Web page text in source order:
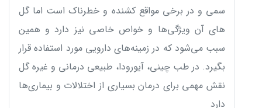
سمی و در برخی مواقع کشنده و خطرناک است اما گل
های آن ویژگی‌ها و خواص خاصی نیز دارد و همین
سبب می‌شود که در زمینه‌های دارویی مورد استفاده قرار
بگیرد. در طب چینی، آیورودا، طبیعی درمانی و غیره گل
نقش مهمی برای درمان بسیاری از اختلالات و بیماری‌ها
دارد